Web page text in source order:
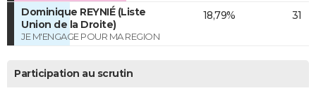
Dominique REYNIÉ (Liste
Union de la Droite)
JE M'ENGAGE POUR MA REGION
18,79% 31
Participation au scrutin